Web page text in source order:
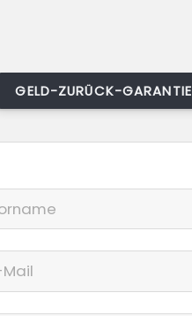
GELD-ZURÜCK-GARANTIE